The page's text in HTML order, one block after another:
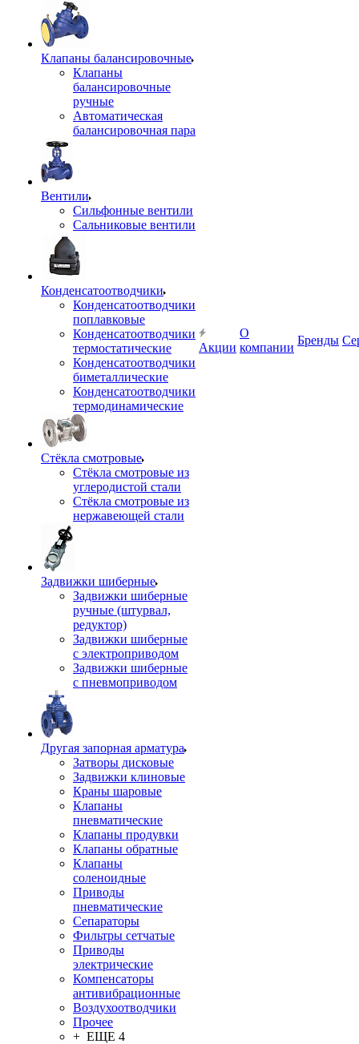
Клапаны балансировочные
Клапаны
балансировочные
ручные
Автоматическая
балансировочная пара
Вентили
Сильфонные вентили
Сальниковые вентили
Конденсатоотводчики
Конденсатоотводчики
поплавковые
Конденсатоотводчики
термостатические
Конденсатоотводчики
биметаллические
Конденсатоотводчики
термодинамические
Стёкла смотровые
Стёкла смотровые из
углеродистой стали
Стёкла смотровые из
нержавеющей стали
Задвижки шиберные
Задвижки шиберные
ручные (штурвал,
редуктор)
Задвижки шиберные
с электроприводом
Задвижки шиберные
с пневмоприводом
Другая запорная арматура
Затворы дисковые
Задвижки клиновые
Краны шаровые
Клапаны
пневматические
Клапаны продувки
Клапаны обратные
Клапаны
соленоидные
Приводы
пневматические
Сепараторы
Фильтры сетчатые
Приводы
электрические
Компенсаторы
антивибрационные
Воздухоотводчики
Прочее
+ ЕЩЕ 4
Акции
О
компании
Бренды